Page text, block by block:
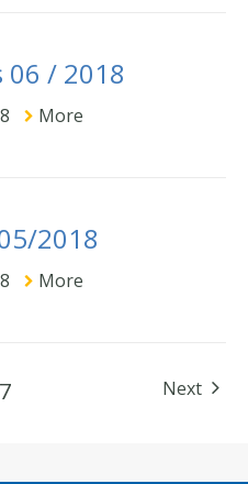
06 / 2018
More
2018
More
7 Next